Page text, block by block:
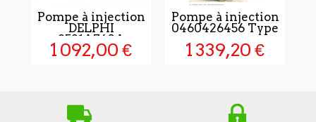
Pompe à injection
DELPHI
8521A760A
1 092,00 €
Pompe à injection
0460426456 Type
1 339,20 €